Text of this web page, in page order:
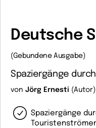
Deutsche
(Gebundene Ausgabe)
Spaziergänge
von Jörg Ernesti (Autor)
Spaziergänge